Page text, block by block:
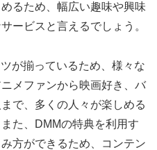
るため、幅広い趣味や興味
ービスと言えるでしょう。
が揃っているため、様々な
メファンから映画好き、バ
で、多くの人々が楽しめる
た、DMMの特典を利用す
方ができるため、コンテン